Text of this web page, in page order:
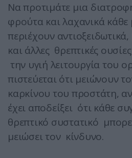
Να προτιμάτε μια
φρούτα και λαχανικά
περιέχουν
και άλλες θρεπτικές
την υγιή λειτουργία του
πιστεύεται ότι μειώνουν
καρκίνου του προστάτη,
έχει αποδείξει ότι κάθε
θρεπτικό συστατικό
μειώσει τον κίνδυνο.